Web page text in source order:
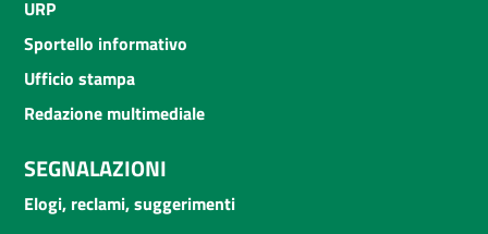
URP
Sportello informativo
Ufficio stampa
Redazione multimediale
SEGNALAZIONI
Elogi, reclami, suggerimenti